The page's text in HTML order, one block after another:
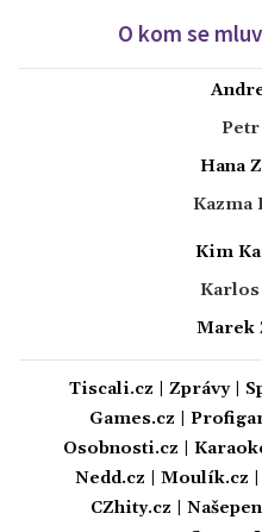
O kom se
Petr
Hana
Kazma
Kim
Marek
Tiscali.cz Zprávy|
Games.cz
Osobnosti.cz
Nedd.cz
Moulík.cz
CZhity.cz